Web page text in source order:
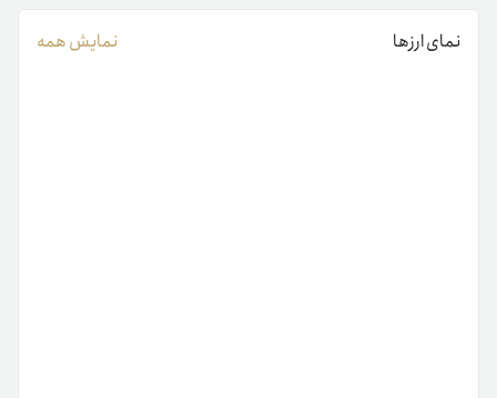
نمای ارزها نمایش همه